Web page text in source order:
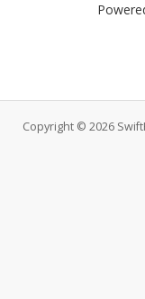
Copyright © 2026